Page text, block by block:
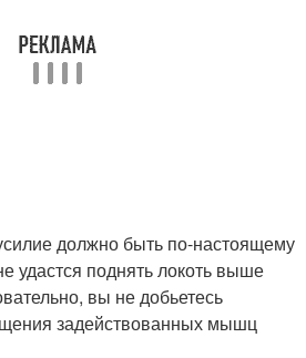
должно быть по-настоящему
поднять локоть выше
вы не добьетесь
задействованных мышц